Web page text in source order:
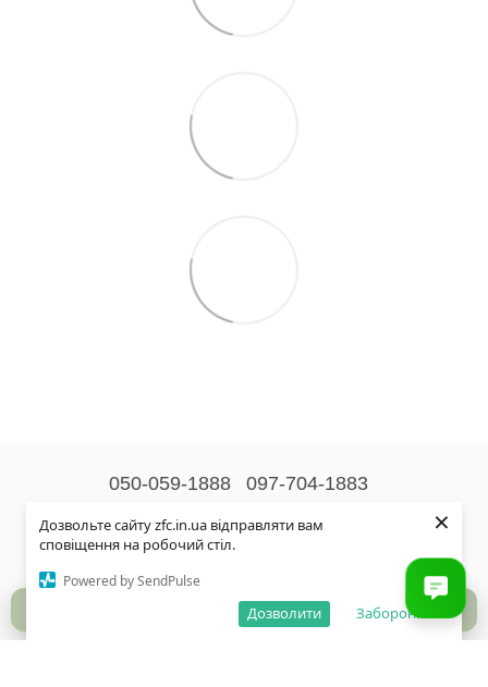
Дозвольте сайту zfc.in.ua відправляти вам
сповіщення на робочий стіл.
Powered by SendPulse
Заборонити
Дозволити
×
050-059-1888 097-704-1883
Контактна інформація
© 2026